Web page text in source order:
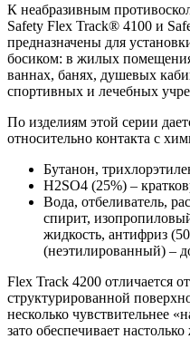
К неабразивным
Safety Flex Track® 4100 и
предназначены для
босиком: в жилых
ваннах, банях, душевых
спортивных и лечебных
По изделиям этой серии
относительно контакта с
Бутанон,
H2SO4 (25%) –
Вода, отбеливатель,
спирит,
жидкость, антифриз
(неэтилированный) –
Flex Track 4200 отличается
структурированной
несколько чувствительнее
зато обеспечивает